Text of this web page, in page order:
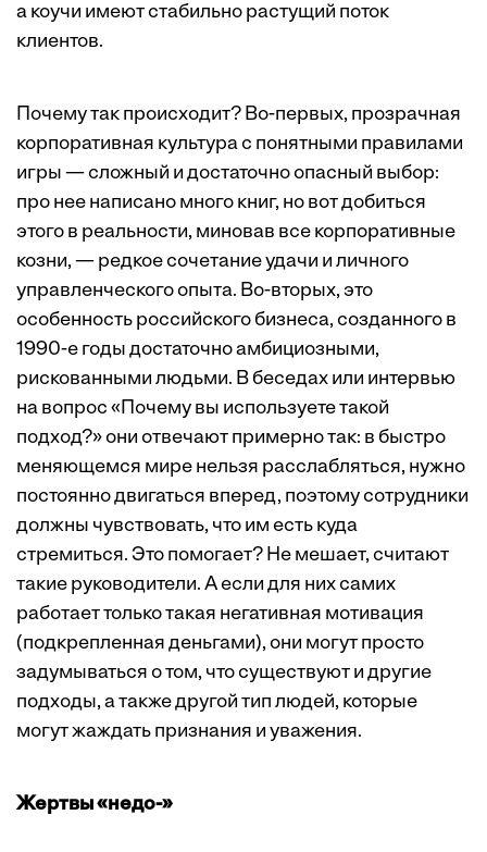
а коучи имеют стабильно растущий поток
клиентов.
Почему так происходит? Во-первых, прозрачная
корпоративная культура с понятными правилами
игры — сложный и достаточно опасный выбор:
про нее написано много книг, но вот добиться
этого в реальности, миновав все корпоративные
козни, — редкое сочетание удачи и личного
управленческого опыта. Во-вторых, это
особенность российского бизнеса, созданного в
1990-е годы достаточно амбициозными,
рискованными людьми. В беседах или интервью
на вопрос «Почему вы используете такой
подход?» они отвечают примерно так: в быстро
меняющемся мире нельзя расслабляться, нужно
постоянно двигаться вперед, поэтому сотрудники
должны чувствовать, что им есть куда
стремиться. Это помогает? Не мешает, считают
такие руководители. А если для них самих
работает только такая негативная мотивация
(подкрепленная деньгами), они могут просто
задумываться о том, что существуют и другие
подходы, а также другой тип людей, которые
могут жаждать признания и уважения.
Жертвы «недо-»